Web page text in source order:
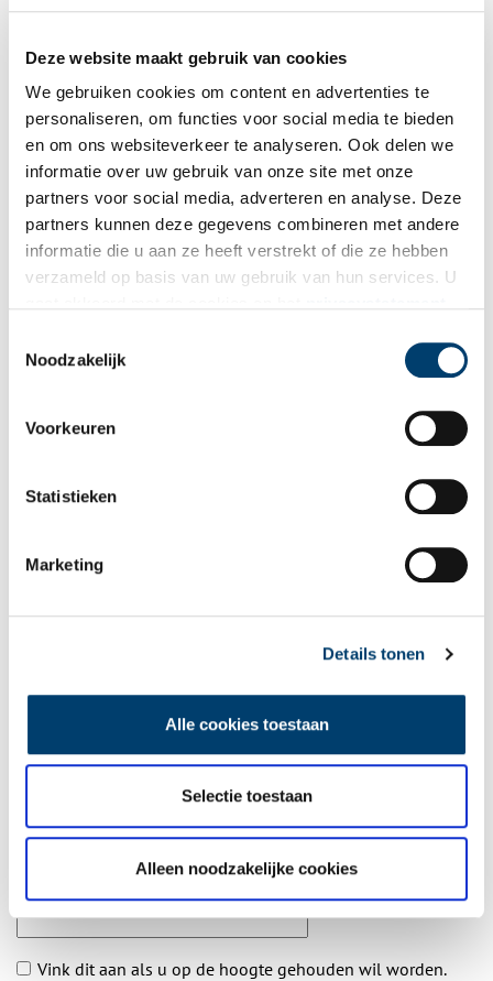
Deze website maakt gebruik van cookies
We gebruiken cookies om content en advertenties te
personaliseren, om functies voor social media te bieden
en om ons websiteverkeer te analyseren. Ook delen we
informatie over uw gebruik van onze site met onze
partners voor social media, adverteren en analyse. Deze
partners kunnen deze gegevens combineren met andere
informatie die u aan ze heeft verstrekt of die ze hebben
verzameld op basis van uw gebruik van hun services. U
Noodzakelijk
Voorkeuren
Statistieken
Marketing
Details tonen
Alle cookies toestaan
Selectie toestaan
Alleen noodzakelijke cookies
Jaarboek 2009 “Rondom De Leeuw” van de Stichting Historisch
Hoogkarspel-Westwoud, blz.11. Bron: Westfries Archief,
toegangsnr. 0070, inv.nr.36.
Publicatiedatum: 07/10/2011
Ontvang de nieuwsbrief
laatste erfgoednieuws? Schrijf u dan nu in voor onze
Bij inschrijving gaat u akkoord met ons
Aanvullingen
Vul deze informatie aan of geef een reactie.
gepubliceerd.
Vink dit aan als u op de hoogte gehouden wil worden.